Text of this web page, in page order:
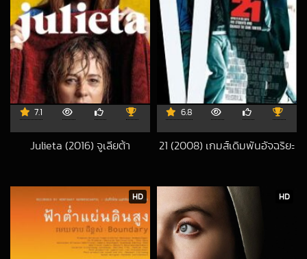
7.1
Julieta (2016) จูเลียต้า
6.8
21 (2008) เกมส์เดิมพันอัจฉริยะ
HD HD